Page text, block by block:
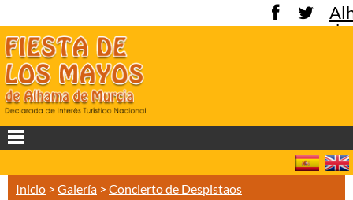
de
Inicio > Galería > Concierto de Despistaos